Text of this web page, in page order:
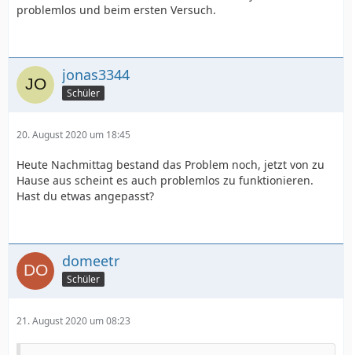
problemlos und beim ersten Versuch.
jonas3344
Schüler
20. August 2020 um 18:45
Heute Nachmittag bestand das Problem noch, jetzt von zu
Hause aus scheint es auch problemlos zu funktionieren.
Hast du etwas angepasst?
domeetr
Schüler
21. August 2020 um 08:23